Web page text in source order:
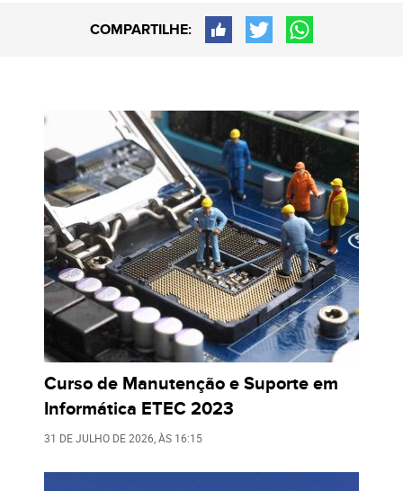
COMPARTILHE:
Curso de Manutenção e Suporte em
Informática ETEC 2023
31 DE JULHO DE 2026 , ÀS 16:15